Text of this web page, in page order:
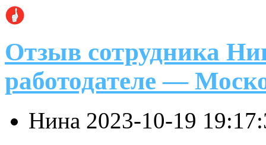
Отзыв сотрудника
работодателе —
Нина 2023-10-19